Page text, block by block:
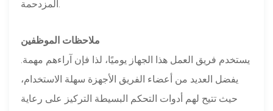
ملاحظات الموظفين
يستخدم فريق العمل هذا الجهاز يوميًا، لذا فإن آراءهم مهمة.
يفضل العديد من أعضاء الفريق الأجهزة سهلة الاستخدام،
حيث تتيح لهم أدوات التحكم البسيطة التركيز على رعاية